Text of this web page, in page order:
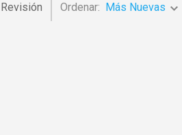
Ordenar: Más Nuevas